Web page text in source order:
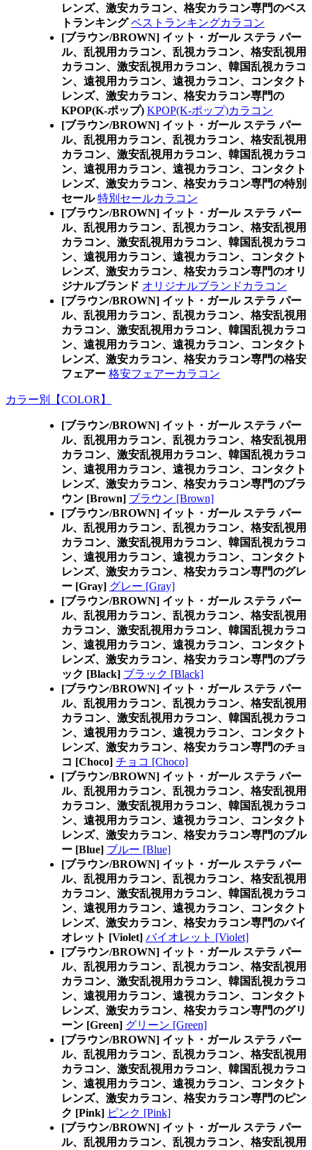
レンズ、激安カラコン、格安カラコン専門のベス
トランキング ベストランキングカラコン
[ブラウン/BROWN] イット・ガール ステラ パー
ル、乱視用カラコン、乱視カラコン、格安乱視用
カラコン、激安乱視用カラコン、韓国乱視カラコ
ン、遠視用カラコン、遠視カラコン、コンタクト
レンズ、激安カラコン、格安カラコン専門の
KPOP(K-ポップ) KPOP(K-ポップ)カラコン
[ブラウン/BROWN] イット・ガール ステラ パー
ル、乱視用カラコン、乱視カラコン、格安乱視用
カラコン、激安乱視用カラコン、韓国乱視カラコ
ン、遠視用カラコン、遠視カラコン、コンタクト
レンズ、激安カラコン、格安カラコン専門の特別
セール 特別セールカラコン
[ブラウン/BROWN] イット・ガール ステラ パー
ル、乱視用カラコン、乱視カラコン、格安乱視用
カラコン、激安乱視用カラコン、韓国乱視カラコ
ン、遠視用カラコン、遠視カラコン、コンタクト
レンズ、激安カラコン、格安カラコン専門のオリ
ジナルブランド オリジナルブランドカラコン
[ブラウン/BROWN] イット・ガール ステラ パー
ル、乱視用カラコン、乱視カラコン、格安乱視用
カラコン、激安乱視用カラコン、韓国乱視カラコ
ン、遠視用カラコン、遠視カラコン、コンタクト
レンズ、激安カラコン、格安カラコン専門の格安
フェアー 格安フェアーカラコン
カラー別【COLOR】
[ブラウン/BROWN] イット・ガール ステラ パー
ル、乱視用カラコン、乱視カラコン、格安乱視用
カラコン、激安乱視用カラコン、韓国乱視カラコ
ン、遠視用カラコン、遠視カラコン、コンタクト
レンズ、激安カラコン、格安カラコン専門のブラ
ウン [Brown] ブラウン [Brown]
[ブラウン/BROWN] イット・ガール ステラ パー
ル、乱視用カラコン、乱視カラコン、格安乱視用
カラコン、激安乱視用カラコン、韓国乱視カラコ
ン、遠視用カラコン、遠視カラコン、コンタクト
レンズ、激安カラコン、格安カラコン専門のグレ
ー [Gray] グレー [Gray]
[ブラウン/BROWN] イット・ガール ステラ パー
ル、乱視用カラコン、乱視カラコン、格安乱視用
カラコン、激安乱視用カラコン、韓国乱視カラコ
ン、遠視用カラコン、遠視カラコン、コンタクト
レンズ、激安カラコン、格安カラコン専門のブラ
ック [Black] ブラック [Black]
[ブラウン/BROWN] イット・ガール ステラ パー
ル、乱視用カラコン、乱視カラコン、格安乱視用
カラコン、激安乱視用カラコン、韓国乱視カラコ
ン、遠視用カラコン、遠視カラコン、コンタクト
レンズ、激安カラコン、格安カラコン専門のチョ
コ [Choco] チョコ [Choco]
[ブラウン/BROWN] イット・ガール ステラ パー
ル、乱視用カラコン、乱視カラコン、格安乱視用
カラコン、激安乱視用カラコン、韓国乱視カラコ
ン、遠視用カラコン、遠視カラコン、コンタクト
レンズ、激安カラコン、格安カラコン専門のブル
ー [Blue] ブルー [Blue]
[ブラウン/BROWN] イット・ガール ステラ パー
ル、乱視用カラコン、乱視カラコン、格安乱視用
カラコン、激安乱視用カラコン、韓国乱視カラコ
ン、遠視用カラコン、遠視カラコン、コンタクト
レンズ、激安カラコン、格安カラコン専門のバイ
オレット [Violet] バイオレット [Violet]
[ブラウン/BROWN] イット・ガール ステラ パー
ル、乱視用カラコン、乱視カラコン、格安乱視用
カラコン、激安乱視用カラコン、韓国乱視カラコ
ン、遠視用カラコン、遠視カラコン、コンタクト
レンズ、激安カラコン、格安カラコン専門のグリ
ーン [Green] グリーン [Green]
[ブラウン/BROWN] イット・ガール ステラ パー
ル、乱視用カラコン、乱視カラコン、格安乱視用
カラコン、激安乱視用カラコン、韓国乱視カラコ
ン、遠視用カラコン、遠視カラコン、コンタクト
レンズ、激安カラコン、格安カラコン専門のピン
ク [Pink] ピンク [Pink]
[ブラウン/BROWN] イット・ガール ステラ パー
ル、乱視用カラコン、乱視カラコン、格安乱視用